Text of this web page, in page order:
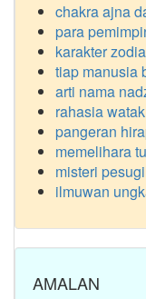
chakra ajna
para
karakter
tiap manusia
arti nama
rahasia
pangeran
memelihara
misteri
ilmuwan
AMALAN